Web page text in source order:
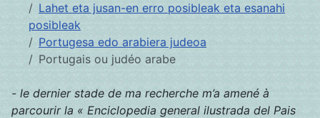
Lahet eta jusan-en erro posibleak eta esanahi
posibleak
Portugesa edo arabiera judeoa
Portugais ou judéo arabe
- le dernier stade de ma recherche m’a amené à
parcourir la « Enciclopedia general ilustrada del Pais